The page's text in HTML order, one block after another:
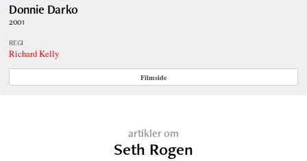
Donnie Darko
2001
REGI
Richard Kelly
Filmside
artikler om
Seth Rogen